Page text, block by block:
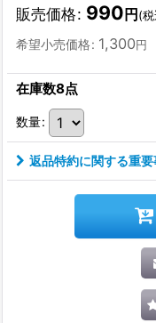
販売価格: 990 円 (
希望小売価格: 1,300円
在庫数8点
数量:
返品特約に関する重